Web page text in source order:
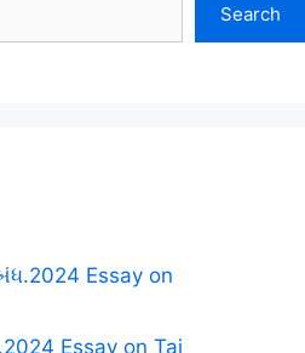
Search
Essay on
Essay on Taj